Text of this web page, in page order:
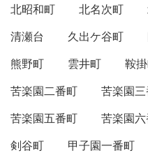
北昭和町
北名次町
清瀬台
久出ケ谷町
熊野町
雲井町 鞍
苦楽園二番町
苦楽園
苦楽園五番町
苦楽園
剣谷町
甲子園一番町